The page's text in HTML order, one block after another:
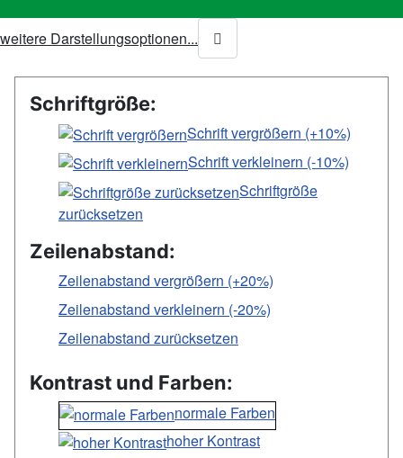
weitere Darstellungsoptionen...
Schriftgröße:
Schrift vergrößern (+10%)
Schrift verkleinern (-10%)
Schriftgröße
zurücksetzen
Zeilenabstand:
Zeilenabstand vergrößern (+20%)
Zeilenabstand verkleinern (-20%)
Zeilenabstand zurücksetzen
Kontrast und Farben:
normale Farben
hoher Kontrast